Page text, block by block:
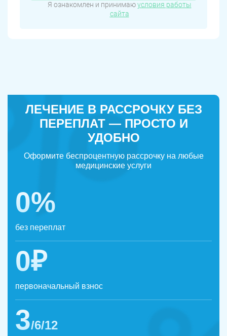
Я ознакомлен и принимаюусловия работы
сайта
ЛЕЧЕНИЕ В РАССРОЧКУ БЕЗ
ПЕРЕПЛАТ — ПРОСТО И
УДОБНО
Оформите беспроцентную рассрочку на любые
медицинские услуги
0%
без переплат
0₽
первоначальный взнос
3/6/12